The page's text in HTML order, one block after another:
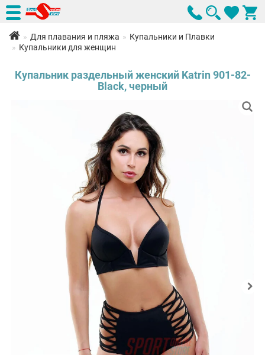
Для плавания и пляжа
Купальники и Плавки
Купальники для женщин
Купальник раздельный женский Katrin 901-82-
Black, черный